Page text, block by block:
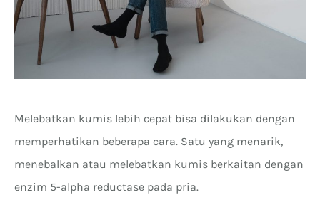
Melebatkan kumis lebih cepat bisa dilakukan dengan
memperhatikan beberapa cara. Satu yang menarik,
menebalkan atau melebatkan kumis berkaitan dengan
enzim 5-alpha reductase pada pria.